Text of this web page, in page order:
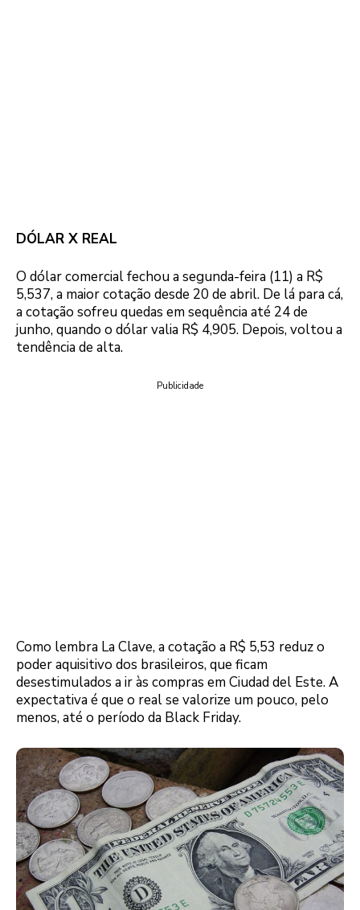
DÓLAR X REAL
O dólar comercial fechou a segunda-feira (11) a R$
5,537, a maior cotação desde 20 de abril. De lá para cá,
a cotação sofreu quedas em sequência até 24 de
junho, quando o dólar valia R$ 4,905. Depois, voltou a
tendência de alta.
Publicidade
Como lembra La Clave, a cotação a R$ 5,53 reduz o
poder aquisitivo dos brasileiros, que ficam
desestimulados a ir às compras em Ciudad del Este. A
expectativa é que o real se valorize um pouco, pelo
menos, até o período da Black Friday.